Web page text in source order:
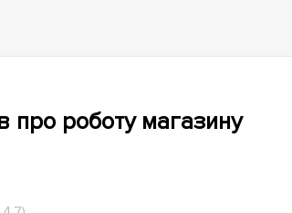
про роботу магазину